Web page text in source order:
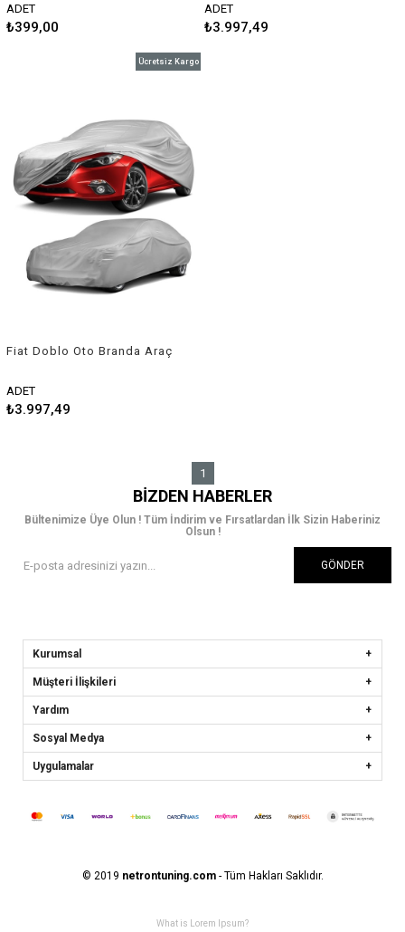
ADET
₺399,00
ADET
₺3.997,49
Fiat Doblo Oto Branda Araç
ADET
₺3.997,49
Ücretsiz Kargo
1
BIZDEN HABERLER
Bültenimize Üye Olun ! Tüm İndirim ve Fırsatlardan İlk Sizin Haberiniz
Olsun !
GÖNDER
Kurumsal
Müşteri İlişkileri
Yardım
Sosyal Medya
Uygulamalar
© 2019 netrontuning.com- Tüm Hakları Saklıdır.
What is Lorem Ipsum?